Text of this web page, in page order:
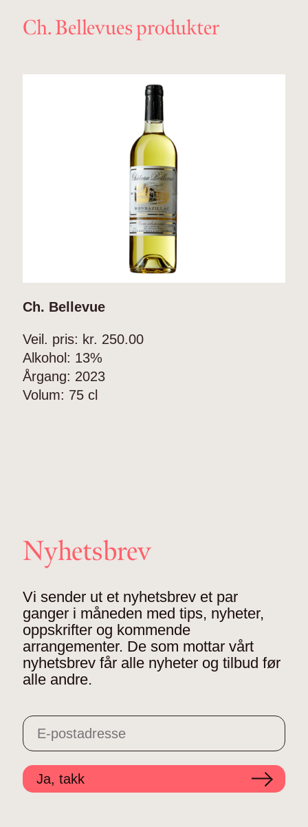
Ch. Bellevues produkter
Ch. Bellevue
Veil. pris: kr. 250.00
Alkohol: 13%
Årgang: 2023
Volum: 75 cl
Nyhetsbrev
Vi sender ut et nyhetsbrev et par
ganger i måneden med tips, nyheter,
oppskrifter og kommende
arrangementer. De som mottar vårt
nyhetsbrev får alle nyheter og tilbud før
alle andre.
Ja, takk